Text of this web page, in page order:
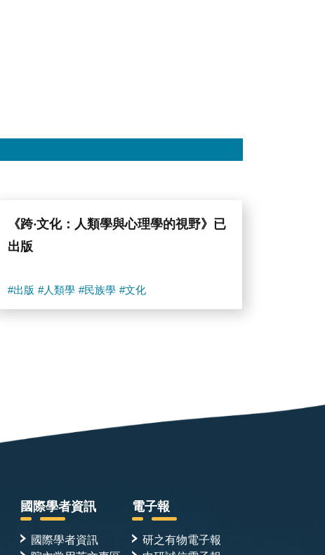
《跨‧文化：人類學與心理學的視野》已
出版
#出版 #人類學 #民族學 #文化
國際學者資訊
國際學者資訊
電子報
研之有物電子報